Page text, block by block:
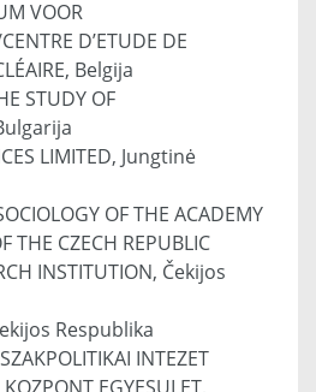
VOOR
D’ETUDE DE
Belgija
STUDY OF
LIMITED, Jungtinė
OF THE ACADEMY
THE CZECH REPUBLIC
INSTITUTION, Čekijos
Respublika
INTEZET